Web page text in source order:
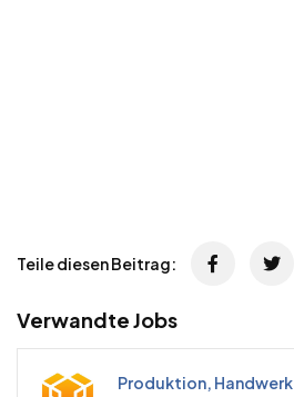
Teile diesen Beitrag:
Verwandte Jobs
Produktion, Handwerk